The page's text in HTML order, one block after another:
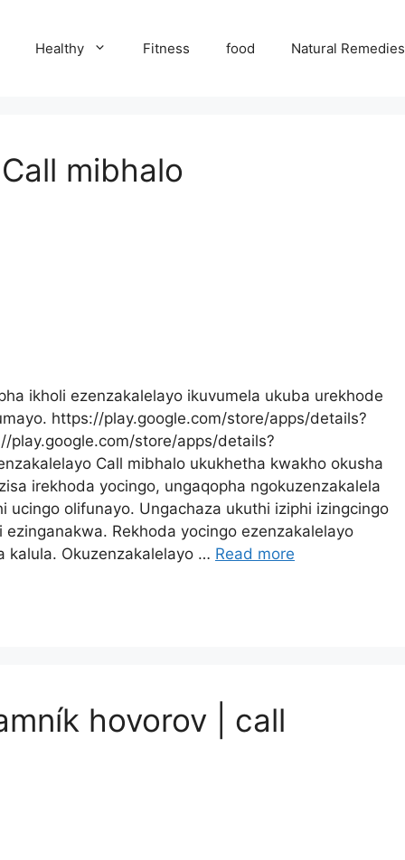
Healthy Fitness food Natural Remedies
mibhalo
ikholi ezenzakalelayo ikuvumela ukuba urekhode
https://play.google.com/store/apps/details?
play.google.com/store/apps/details?
Call mibhalo ukukhetha kwakho okusha
irekhoda yocingo, ungaqopha ngokuzenzakalela
ucingo olifunayo. Ungachaza ukuthi iziphi izingcingo
Rekhoda yocingo ezenzakalelayo
kalula. Okuzenzakalelayo … Read more
hovorov | call